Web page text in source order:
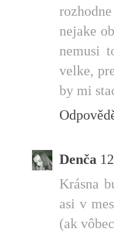
nejake
nemusi
velke,
by mi
Denča
Krásna
asi v
(ak